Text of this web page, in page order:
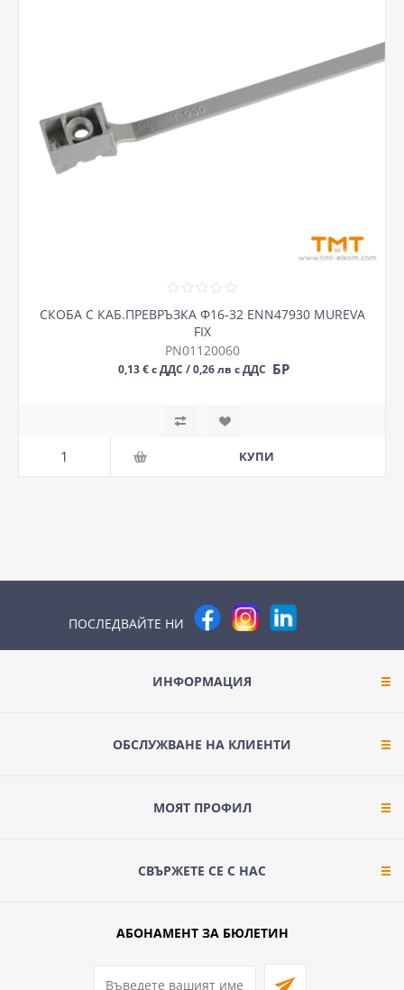
СКОБА С КАБ.ПРЕВРЪЗКА Ф16-32 ENN47930 MUREVA
FIX
PN01120060
0,13 € с ДДС / 0,26 лв с ДДС БР
ПОСЛЕДВАЙТЕ НИ
ИНФОРМАЦИЯ
ОБСЛУЖВАНЕ НА КЛИЕНТИ
МОЯТ ПРОФИЛ
СВЪРЖЕТЕ СЕ С НАС
АБОНАМЕНТ ЗА БЮЛЕТИН